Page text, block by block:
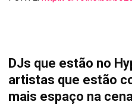
DJs que estão no
artistas que estão
mais espaço na